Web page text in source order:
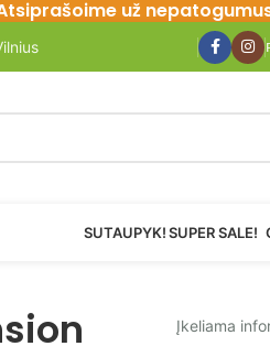
už
SUTAUPYK!SUPER SALE!
Įkeliama